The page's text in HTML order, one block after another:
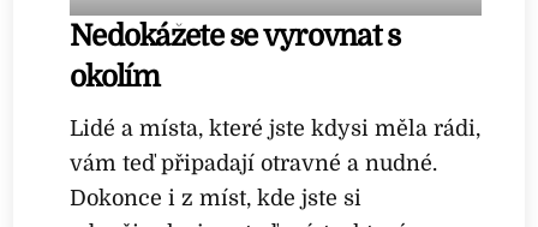
Nedokážete se vyrovnat s
okolím
Lidé a místa, které jste kdysi měla rádi,
vám teď připadají otravné a nudné.
Dokonce i z míst, kde jste si